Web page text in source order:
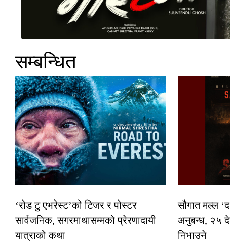
सम्बन्धित
‘रोड टु एभरेस्ट’को टिजर र पोस्टर
सार्वजनिक, सगरमाथासम्मको प्रेरणादायी
यात्राको कथा
सौगात मल्ल
अनुबन्ध, २५
निभाउने